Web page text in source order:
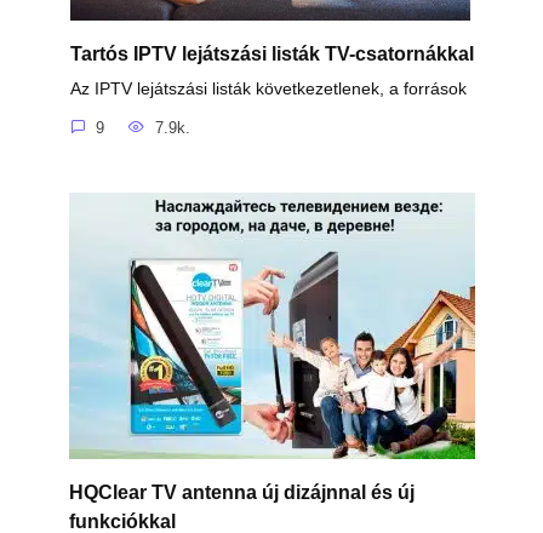
Tartós IPTV lejátszási listák TV-csatornákkal
Az IPTV lejátszási listák következetlenek, a források
9 7.9k.
HQClear TV antenna új dizájnnal és új
funkciókkal